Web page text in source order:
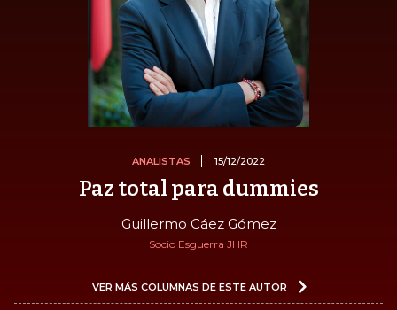
ANALISTAS 15/12/2022
Paz total para dummies
Guillermo Cáez Gómez
Socio Esguerra JHR
VER MÁS COLUMNAS DE ESTE AUTOR